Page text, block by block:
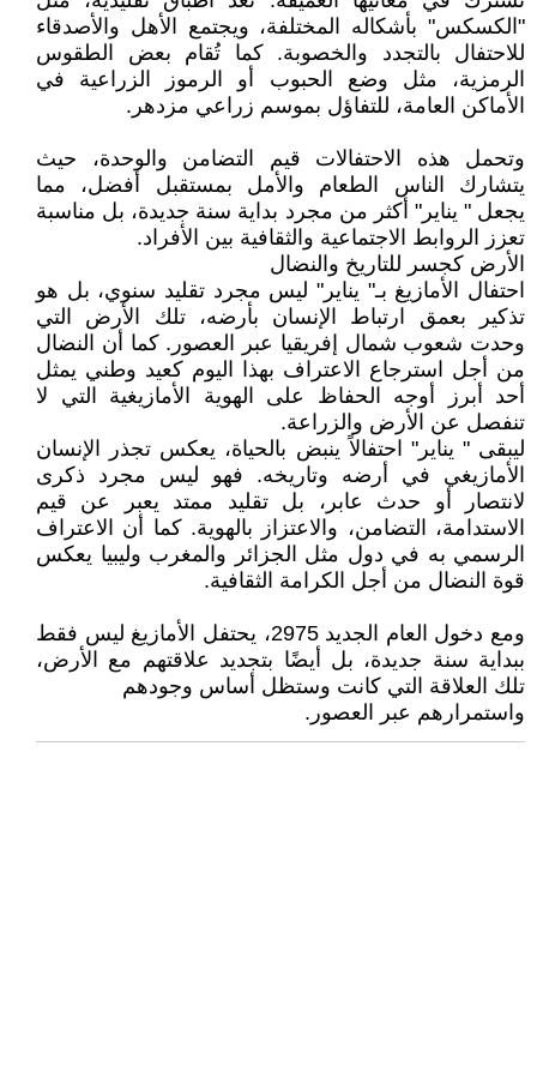
"الكسكس" بأشكاله المختلفة، ويجتمع الأهل والأصدقاء
للاحتفال بالتجدد والخصوبة. كما تُقام بعض الطقوس
الرمزية، مثل وضع الحبوب أو الرموز الزراعية في
الأماكن العامة، للتفاؤل بموسم زراعي مزدهر.
وتحمل هذه الاحتفالات قيم التضامن والوحدة، حيث
يتشارك الناس الطعام والأمل بمستقبل أفضل، مما
يجعل " يناير" أكثر من مجرد بداية سنة جديدة، بل مناسبة
تعزز الروابط الاجتماعية والثقافية بين الأفراد.
الأرض كجسر للتاريخ والنضال
احتفال الأمازيغ بـ" يناير" ليس مجرد تقليد سنوي، بل هو
تذكير بعمق ارتباط الإنسان بأرضه، تلك الأرض التي
وحدت شعوب شمال إفريقيا عبر العصور. كما أن النضال
من أجل استرجاع الاعتراف بهذا اليوم كعيد وطني يمثل
أحد أبرز أوجه الحفاظ على الهوية الأمازيغية التي لا
تنفصل عن الأرض والزراعة.
ليبقى " يناير" احتفالاً ينبض بالحياة، يعكس تجذر الإنسان
الأمازيغي في أرضه وتاريخه. فهو ليس مجرد ذكرى
لانتصار أو حدث عابر، بل تقليد ممتد يعبر عن قيم
الاستدامة، التضامن، والاعتزاز بالهوية. كما أن الاعتراف
الرسمي به في دول مثل الجزائر والمغرب وليبيا يعكس
قوة النضال من أجل الكرامة الثقافية.
ومع دخول العام الجديد 2975، يحتفل الأمازيغ ليس فقط
ببداية سنة جديدة، بل أيضًا بتجديد علاقتهم مع الأرض،
تلك العلاقة التي كانت وستظل أساس وجودهم
واستمرارهم عبر العصور.